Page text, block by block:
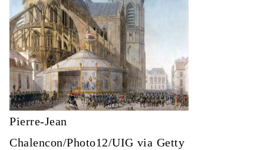
Pierre-Jean
Chalencon/Photo12/UIG via Getty